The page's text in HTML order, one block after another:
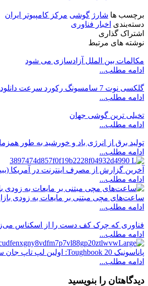
برچسب ها شارژ گوشی مرکز کامپیوتر ایران
دسته‌بندی اخبار فناوری
اشتراک گذاری
نوشته های مرتبط
مکالمات بین الملل آزادسازی می شود
ادامه مطلب...
گلکسی نوت 7 سامسونگ رکورد سرعت دانلود را شکست
ادامه مطلب...
تخیلی ترین گوشی جهان
ادامه مطلب...
تولید برق از انرژی باد و خورشید به طور
ادامه مطلب...
آخرین گزارش از مصرف اینترنت در آمریکا (ببینید 70% ترافیک در کجا استفاده
ادامه مطلب...
ساعت‌های مچی مبتنی بر مایعات به زودی
ادامه مطلب...
فناوری که چرک کف دست را از اسکناس
ادامه مطلب...
پاناسونیک Toughbook 20: اولین لپ تاپ جان سخت هیبریدی جهان+تصاویر
ادامه مطلب...
دیدگاهتان را بنویسید